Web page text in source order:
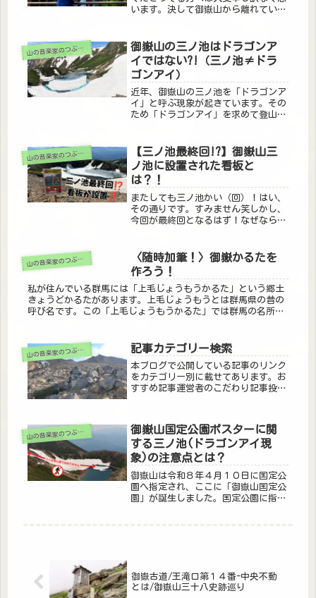
います。決して御嶽山から離れている
ただそれだけの理由です。ここで少し
近況報告させていただきます。特に最
近...
山の音楽家のつぶやき
御嶽山の三ノ池はドラゴンア
イではない?!（三ノ池≠ドラ
ゴンアイ）
近年、御嶽山の三ノ池を「ドラゴンア
イ」と呼ぶ現象が起きています。その
ため「ドラゴンアイ」を求めて登山者
味で使用されている状況に違和感を感
じています。さらに、三ノ池に対して
信...
山の音楽家のつぶやき
【三ノ池最終回!?】御嶽山三
ノ池に設置された看板と
は？！
またしても三ノ池かい（回）！はい、
その通りです。すみません笑しかし、
今回が最終回となるはず！なぜなら、
を通じて、五の池側からの立ち入り禁
止表記を建て、雪渓は立ち入り禁止に
す...
山の音楽家のつぶやき
〈随時加筆！〉御嶽かるたを
作ろう！
私が住んでいる群馬には「上毛じょうもうかるた」という郷土
きょうどかるたがあります。上毛じょうもうとは群馬県の昔の
呼び名です。この「上毛じょうもうかるた」では群馬の名所や
山の音楽家のつぶやき 記事カテゴリー検索
本ブログで公開している記事のリンク
をカテゴリー別に載せてあります。お
すすめ記事運営者のこだわり記事投稿
ではない！（三ノ池≠ドラゴンアイ）
御嶽山はなぜテント泊禁止？避難小屋
泊...
山の音楽家のつぶやき
御嶽山国定公園ポスターに関
する三ノ池(ドラゴンアイ現
象)の注意点とは？
御嶽山は令和８年４月１０日に国定公
園へ指定され、ここに「御嶽山国定公
園」が誕生しました。国定公園に指定
御嶽古道/王滝口第１４番-中央不動
とは/御嶽山三十八史跡巡り